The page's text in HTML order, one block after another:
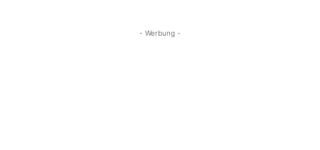
- Werbung -